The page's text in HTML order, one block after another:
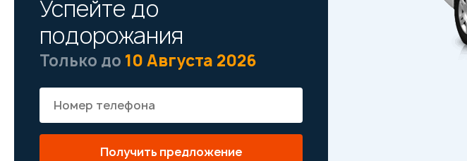
Успейте до
подорожания
Только до 10 Августа 2026
Получить предложение